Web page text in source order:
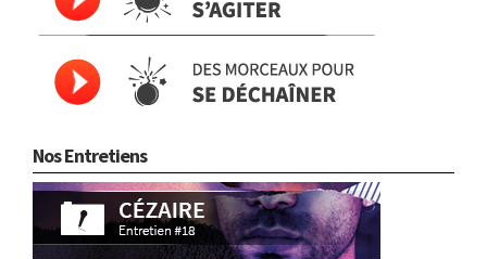
Nos Entretiens